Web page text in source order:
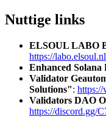
Nuttige links
ELSOUL LABO
https://labo.elsoul.nl
Enhanced
Validator
Solutions": https://
Validators DAO
https://discord.gg/